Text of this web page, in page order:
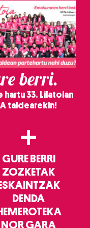
berri.
hartu 33. Lilatoian
taldearekin!
+
GURE BERRI
ZOZKETAK
ESKAINTZAK
DENDA
NOR GARA